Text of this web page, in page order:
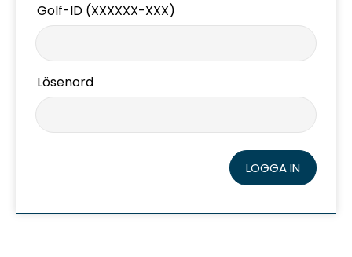
Golf-ID (XXXXXX-XXX)
Lösenord
LOGGA IN